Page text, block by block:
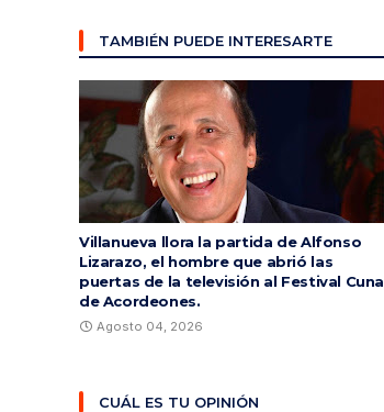
TAMBIÉN PUEDE INTERESARTE
Villanueva llora la partida de Alfonso
Lizarazo, el hombre que abrió las
puertas de la televisión al Festival Cuna
de Acordeones.
Agosto 04, 2026
CUÁL ES TU OPINIÓN